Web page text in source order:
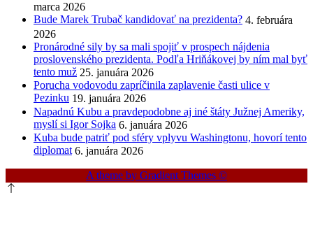
marca 2026
Bude Marek Trubač kandidovať na prezidenta? 4. februára
2026
Pronárodné sily by sa mali spojiť v prospech nájdenia
proslovenského prezidenta. Podľa Hriňákovej by ním mal byť
tento muž 25. januára 2026
Porucha vodovodu zapríčinila zaplavenie časti ulice v
Pezinku 19. januára 2026
Napadnú Kubu a pravdepodobne aj iné štáty Južnej Ameriky,
myslí si Igor Sojka 6. januára 2026
Kuba bude patriť pod sféry vplyvu Washingtonu, hovorí tento
diplomat 6. januára 2026
A theme by Gradient Themes ©